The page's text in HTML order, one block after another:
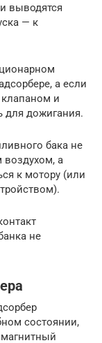
выводятся
— к
а если
и
для дожигания.
бака не
а
к мотору (или
не
состоянии,